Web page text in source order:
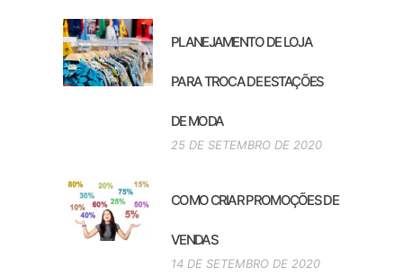
PLANEJAMENTO DE LOJA
PARA TROCA DE ESTAÇÕES
DE MODA
25 DE SETEMBRO DE 2020
COMO CRIAR PROMOÇÕES DE
VENDAS
14 DE SETEMBRO DE 2020